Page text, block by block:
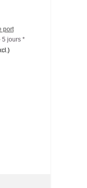
port
5 jours *